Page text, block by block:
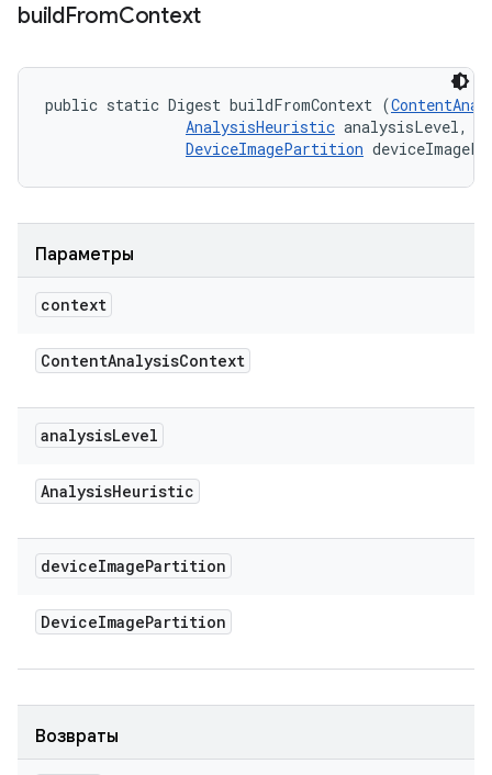
buildFromContext
public static Digest buildFromContext (
AnalysisHeuristic analysisLevel,
DeviceImagePartition
Параметры
context
ContentAnalysisContext
analysisLevel
AnalysisHeuristic
deviceImagePartition
DeviceImagePartition
Возвраты